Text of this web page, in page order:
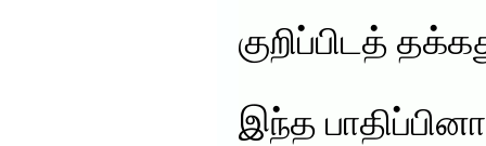
குறிப்பிடத்
இந்த